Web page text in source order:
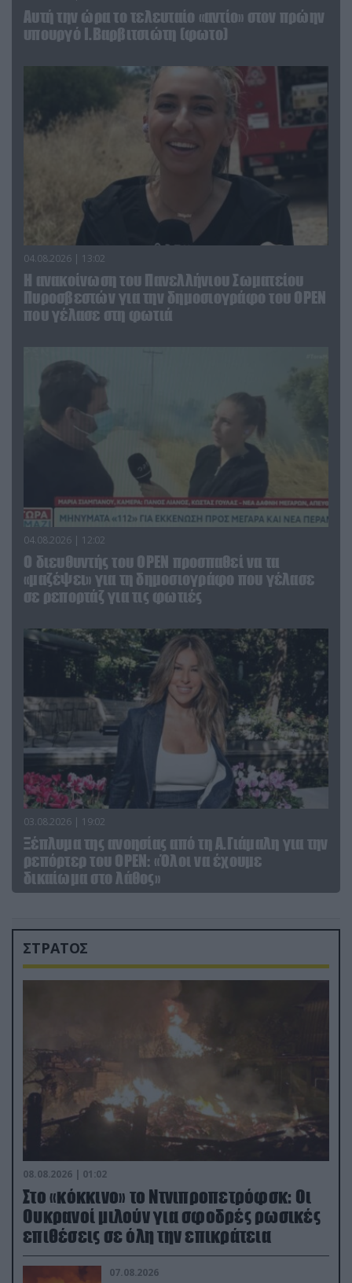
Αυτή την ώρα το τελευταίο «αντίο» στον πρώην
υπουργό Ι.Βαρβιτσιώτη (φωτο)
04.08.2026 | 13:02
Η ανακοίνωση του Πανελλήνιου Σωματείου
Πυροσβεστών για την δημοσιογράφο του OPEN
που γέλασε στη φωτιά
04.08.2026 | 12:02
O διευθυντής του OPEN προσπαθεί να τα
«μαζέψει» για τη δημοσιογράφο που γέλασε
σε ρεπορτάζ για τις φωτιές
03.08.2026 | 19:02
Ξέπλυμα της ανοησίας από τη Α.Γιάμαλη για την
ρεπόρτερ του ΟΡΕΝ: «Όλοι να έχουμε
δικαίωμα στο λάθος»
ΣΤΡΑΤΟΣ
08.08.2026 | 01:02
Στο «κόκκινο» το Ντνιπροπετρόφσκ: Οι
Ουκρανοί μιλούν για σφοδρές ρωσικές
επιθέσεις σε όλη την επικράτεια
07.08.2026